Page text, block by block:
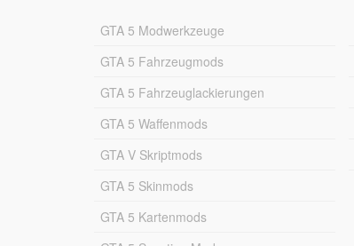
GTA 5 Modwerkzeuge
GTA 5 Fahrzeugmods
GTA 5 Fahrzeuglackierungen
GTA 5 Waffenmods
GTA V Skriptmods
GTA 5 Skinmods
GTA 5 Kartenmods